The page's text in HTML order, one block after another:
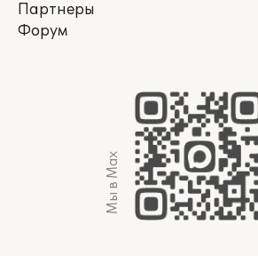
Партнеры
Форум
Мы в Max